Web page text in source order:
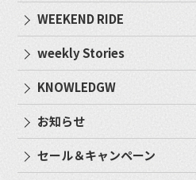
WEEKEND RIDE
weekly Stories
KNOWLEDGW
お知らせ
セール＆キャンペーン